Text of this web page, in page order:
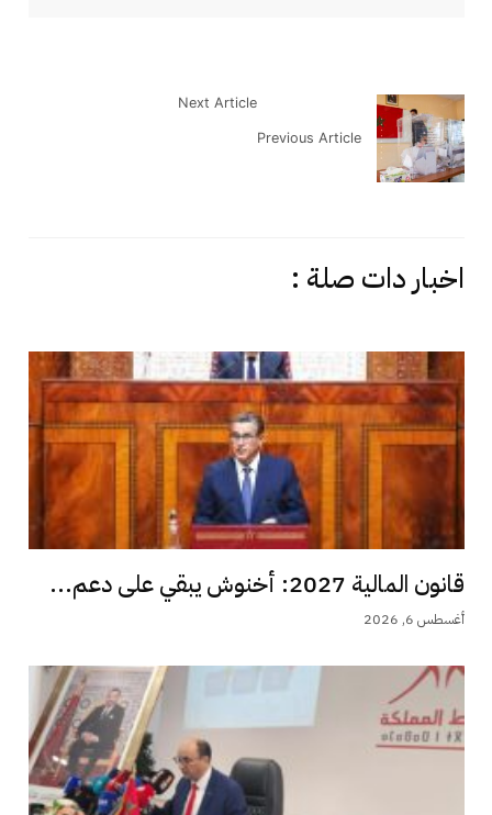
Previous Article
Next Article
اخبار دات صلة :
قانون المالية 2027: أخنوش يبقي على دعم...
أغسطس 6, 2026